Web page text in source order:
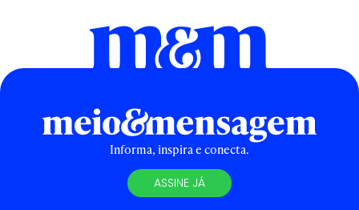
Informa, inspira e conecta.
ASSINE JÁ